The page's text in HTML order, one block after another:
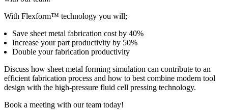
With Flexform™ technology you will;
Save sheet metal fabrication cost by 40%
Increase your part productivity by 50%
Double your fabrication productivity
Discuss how sheet metal forming simulation can contribute to an
efficient fabrication process and how to best combine modern tool
design with the high-pressure fluid cell pressing technology.
Book a meeting with our team today!